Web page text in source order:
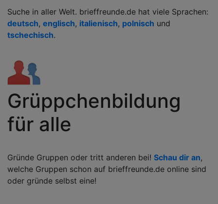
Suche in aller Welt. brieffreunde.de hat viele Sprachen:
deutsch, englisch, italienisch, polnisch und
tschechisch.
Grüppchenbildung
für alle
Gründe Gruppen oder tritt anderen bei! Schau dir an,
welche Gruppen schon auf brieffreunde.de online sind
oder gründe selbst eine!